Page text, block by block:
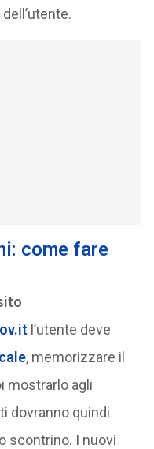
come fare
l’utente deve
, memorizzare il
mostrarlo agli
dovranno quindi
scontrino. I nuovi